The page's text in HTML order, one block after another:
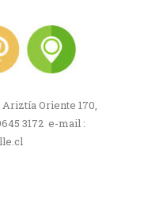
Oriente 170,
3172 e-mail :